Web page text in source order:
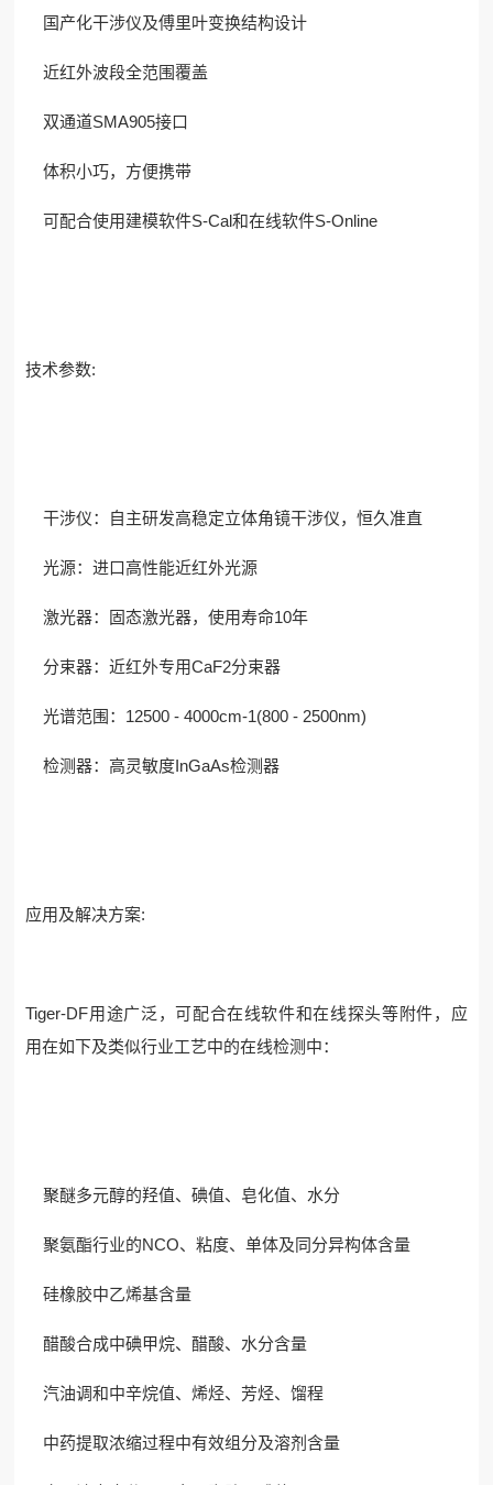
国产化干涉仪及傅里叶变换结构设计
近红外波段全范围覆盖
双通道SMA905接口
体积小巧，方便携带
可配合使用建模软件S-Cal和在线软件S-Online
技术参数:
干涉仪：自主研发高稳定立体角镜干涉仪，恒久准直
光源：进口高性能近红外光源
激光器：固态激光器，使用寿命10年
分束器：近红外专用CaF2分束器
光谱范围：12500 - 4000cm-1(800 - 2500nm)
检测器：高灵敏度InGaAs检测器
应用及解决方案:
Tiger-DF用途广泛，可配合在线软件和在线探头等附件，应
用在如下及类似行业工艺中的在线检测中：
聚醚多元醇的羟值、碘值、皂化值、水分
聚氨酯行业的NCO、粘度、单体及同分异构体含量
硅橡胶中乙烯基含量
醋酸合成中碘甲烷、醋酸、水分含量
汽油调和中辛烷值、烯烃、芳烃、馏程
中药提取浓缩过程中有效组分及溶剂含量